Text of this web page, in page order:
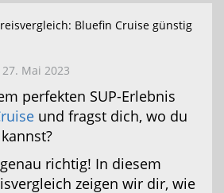
Bluefin Cruise günstig
Mai 2023
perfekten SUP-Erlebnis
und fragst dich, wo du
richtig! In diesem
zeigen wir dir, wie